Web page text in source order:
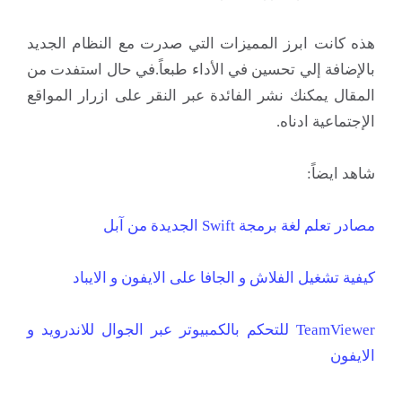
هذه كانت ابرز المميزات التي صدرت مع النظام الجديد
بالإضافة إلي تحسين في الأداء طبعاً.في حال استفدت من
المقال يمكنك نشر الفائدة عبر النقر على ازرار المواقع
الإجتماعية ادناه.
شاهد ايضاً:
مصادر تعلم لغة برمجة Swift الجديدة من آبل
كيفية تشغيل الفلاش و الجافا على الايفون و الايباد
TeamViewer للتحكم بالكمبيوتر عبر الجوال للاندرويد و
الايفون